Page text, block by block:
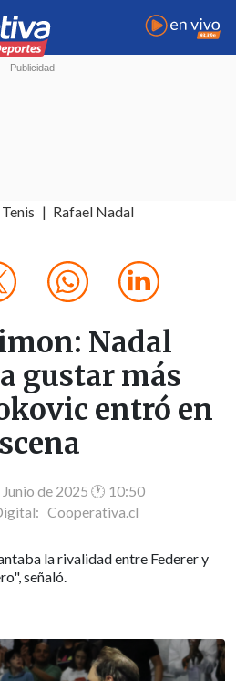
Tenis Rafael Nadal
Nadal
gustar más
entró en
de 2025 🕐 10:50
Cooperativa.cl
la rivalidad entre Federer y
señaló.